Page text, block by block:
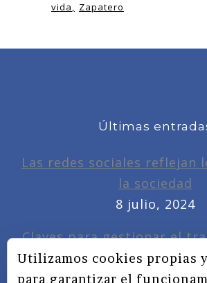
vida
Zapatero
Últimas
Las redes sociales reflejan
la sociedad
8 julio, 2024
Claves para gestionar el
7 noviembre,
Utilizamos cookies propias
para garantizar el